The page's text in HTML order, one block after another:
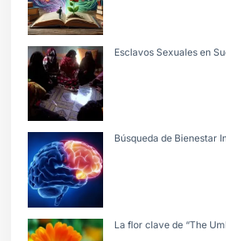
Esclavos Sexuales en
Búsqueda de Bienestar
La flor clave de “The